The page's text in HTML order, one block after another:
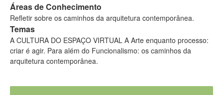
Áreas de Conhecimento
Refletir sobre os caminhos da arquitetura contemporânea.
Temas
A CULTURA DO ESPAÇO VIRTUAL A Arte enquanto processo:
criar é agir. Para além do Funcionalismo: os caminhos da
arquitetura contemporânea.